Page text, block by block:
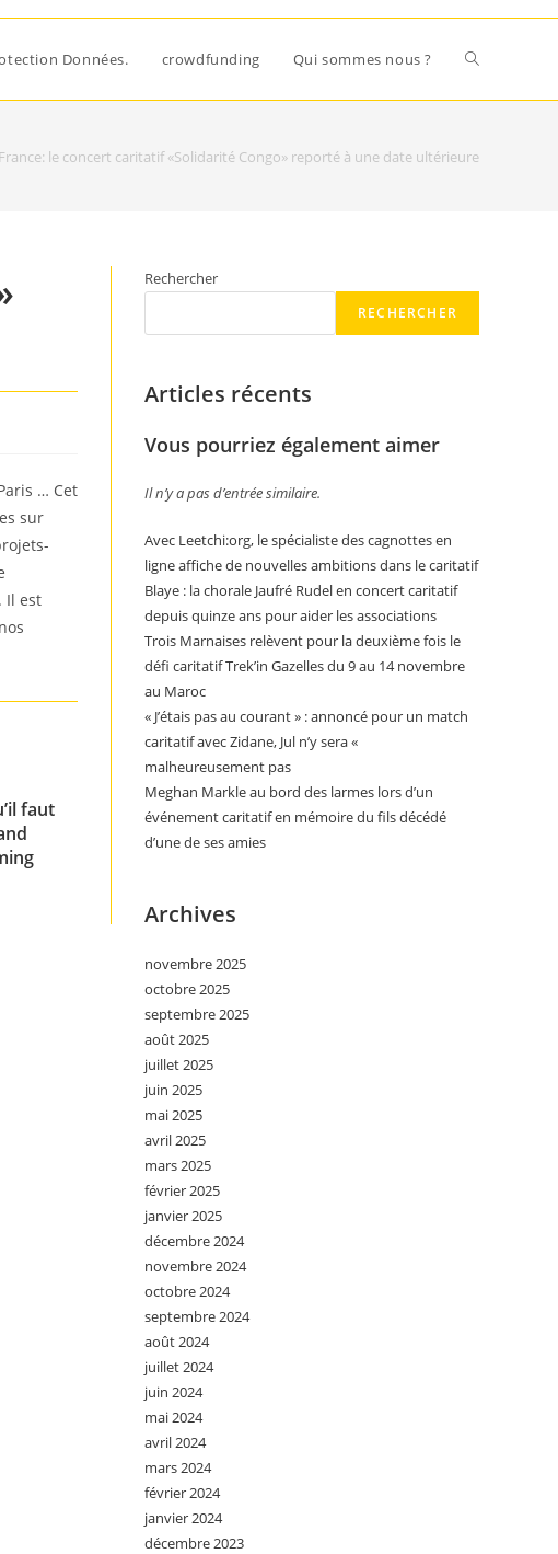
Données. crowdfunding Qui sommes nous ?
France: le concert caritatif «Solidarité Congo» reporté à une date ultérieure
… Cet
sur
Il est
faut
Rechercher
RECHERCHER
Articles récents
Vous pourriez également aimer
Il n’y a pas d’entrée similaire.
Avec Leetchi:org, le spécialiste des cagnottes en
ligne affiche de nouvelles ambitions dans le caritatif
Blaye : la chorale Jaufré Rudel en concert caritatif
depuis quinze ans pour aider les associations
Trois Marnaises relèvent pour la deuxième fois le
défi caritatif Trek’in Gazelles du 9 au 14 novembre
au Maroc
« J’étais pas au courant » : annoncé pour un match
caritatif avec Zidane, Jul n’y sera «
malheureusement pas
Meghan Markle au bord des larmes lors d’un
événement caritatif en mémoire du fils décédé
d’une de ses amies
Archives
novembre 2025
octobre 2025
septembre 2025
août 2025
juillet 2025
juin 2025
mai 2025
avril 2025
mars 2025
février 2025
janvier 2025
décembre 2024
novembre 2024
octobre 2024
septembre 2024
août 2024
juillet 2024
juin 2024
mai 2024
avril 2024
mars 2024
février 2024
janvier 2024
décembre 2023